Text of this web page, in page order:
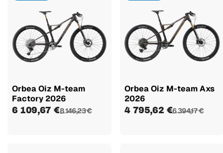
Orbea Oiz M-team
Factory 2026
6 109,67 €8 146,23 €
Orbea Oiz M-team Axs
2026
4 795,62 €6 394,17 €